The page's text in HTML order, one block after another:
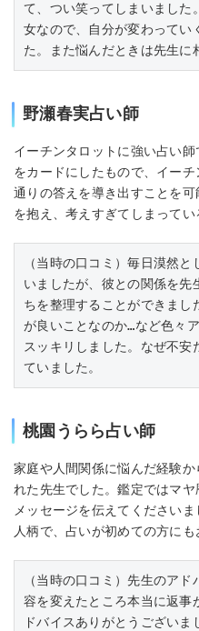
て、つい笑ってしまいました
女なので、自分が変わってい
た。また悩んだときは先生に
野瀬春実占い師
イーチンタロットに強い占い
をカードにしたもので、イー
通りの答えを導き出すことを
を抱え、考えすぎてしまってい
（当時の口コミ）毎日漠然
いましたが、彼との関係を先
ちを整理することができまし
が良いことなのか…など色々
スッキリしました。なぜ不安
ていました。
桃園うらら占い師
家庭や人間関係に悩んだ経験
れた先生でした。鑑定ではマ
メッセージを伝えてください
人柄で、占いが初めての方にも
（当時の口コミ）先生のア
容を変えたところ本当に返事
ドバイスありがとうござい